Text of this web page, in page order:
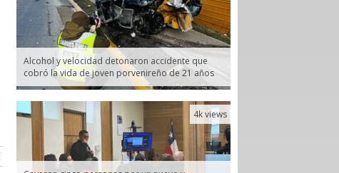
Alcohol y velocidad detonaron accidente que
cobró la vida de joven porvenireño de 21 años
4k views